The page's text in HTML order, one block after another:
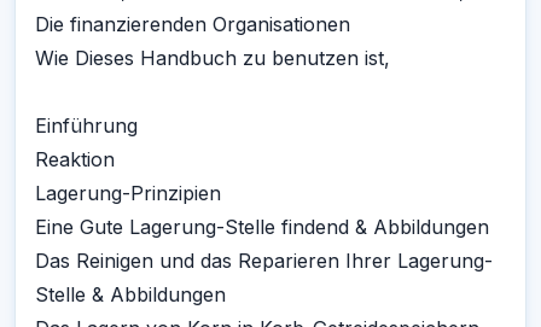
Die finanzierenden Organisationen
Wie Dieses Handbuch zu benutzen ist,
Einführung
Reaktion
Lagerung-Prinzipien
Eine Gute Lagerung-Stelle findend & Abbildungen
Das Reinigen und das Reparieren Ihrer Lagerung-
Stelle & Abbildungen